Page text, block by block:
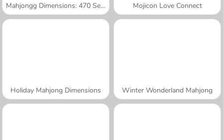
Mahjongg Dimensions: 470 Seconds Mojicon Love Connect
Holiday Mahjong Dimensions Winter Wonderland Mahjong